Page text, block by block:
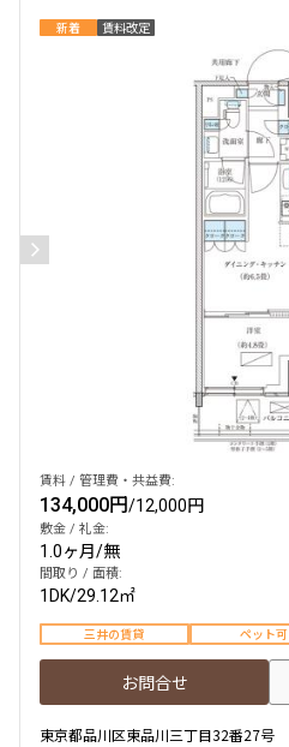
新着 賃料改定
賃料 / 管理費・共益費:
134,000円/12,000円
敷金 / 礼金:
1.0ヶ月/無
間取り / 面積:
1DK/29.12㎡
三井の賃貸 ペット可
お問合せ
東京都品川区東品川三丁目32番27号